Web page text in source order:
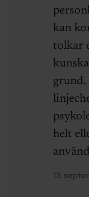
kan
tolkar
grund.
helt
13